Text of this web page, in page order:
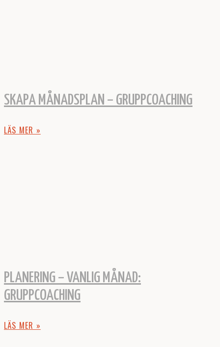
SKAPA MÅNADSPLAN – GRUPPCOACHING
LÄS MER »
PLANERING – VANLIG MÅNAD:
GRUPPCOACHING
LÄS MER »